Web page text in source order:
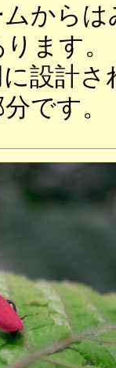
からは
ます。
設計さ
です。